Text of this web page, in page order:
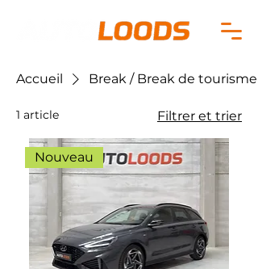
Accueil Break / Break de tourisme
1 article Filtrer et trier
Nouveau